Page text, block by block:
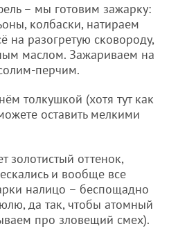
– мы готовим зажарку:
колбаски, натираем
на разогретую сковороду,
маслом. Зажариваем на
перчим.
толкушкой (хотя тут как
оставить мелкими
золотистый оттенок,
и вообще все
налицо – беспощадно
да так, чтобы атомный
про зловещий смех).